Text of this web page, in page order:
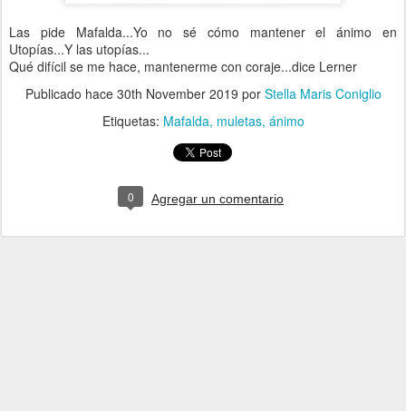
Las pide Mafalda...Yo no sé cómo mantener el ánimo en
Utopías...Y las utopías...
Qué difícil se me hace, mantenerme con coraje...dice Lerner
Publicado hace 30th November 2019 por Stella Maris Coniglio
Etiquetas: Mafalda muletas ánimo
0 Agregar un comentario